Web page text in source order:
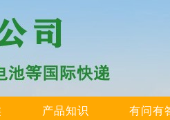
产品知识 有问有